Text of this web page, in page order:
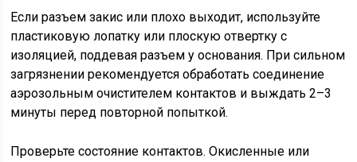
Если разъем закис или плохо выходит, используйте
пластиковую лопатку или плоскую отвертку с
изоляцией, поддевая разъем у основания. При сильном
загрязнении рекомендуется обработать соединение
аэрозольным очистителем контактов и выждать 2–3
минуты перед повторной попыткой.
Проверьте состояние контактов. Окисленные или